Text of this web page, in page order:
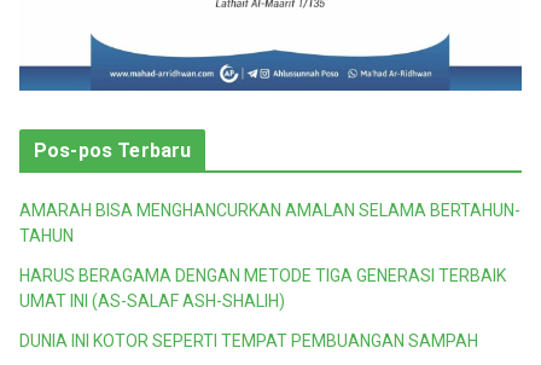
Pos-pos Terbaru
AMARAH BISA MENGHANCURKAN AMALAN SELAMA BERTAHUN-
TAHUN
HARUS BERAGAMA DENGAN METODE TIGA GENERASI TERBAIK
UMAT INI (AS-SALAF ASH-SHALIH)
DUNIA INI KOTOR SEPERTI TEMPAT PEMBUANGAN SAMPAH